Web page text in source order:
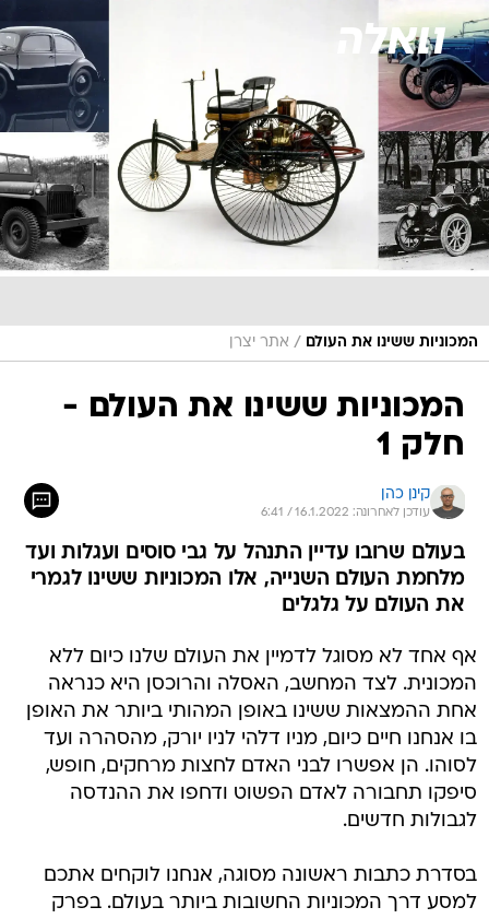
המכוניות ששינו את העולם / אתר יצרן
המכוניות ששינו את העולם -
חלק 1
קינן כהן
עודכן לאחרונה: 16.1.2022 / 6:41
בעולם שרובו עדיין התנהל על גבי סוסים ועגלות ועד
מלחמת העולם השנייה, אלו המכוניות ששינו לגמרי
את העולם על גלגלים
אף אחד לא מסוגל לדמיין את העולם שלנו כיום ללא
המכונית. לצד המחשב, האסלה והרוכסן היא כנראה
אחת ההמצאות ששינו באופן המהותי ביותר את האופן
בו אנחנו חיים כיום, מניו דלהי לניו יורק, מהסהרה ועד
לסוהו. הן אפשרו לבני האדם לחצות מרחקים, חופש,
סיפקו תחבורה לאדם הפשוט ודחפו את ההנדסה
לגבולות חדשים.
בסדרת כתבות ראשונה מסוגה, אנחנו לוקחים אתכם
למסע דרך המכוניות החשובות ביותר בעולם. בפרק